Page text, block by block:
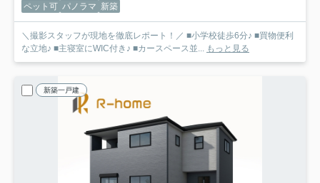
ペット可 パノラマ 新築
＼撮影スタッフが現地を徹底レポート！／ ■小学校徒歩6分♪ ■買物便利
な立地♪ ■主寝室にWIC付き♪ ■カースペース並...
もっと見る
新築一戸建